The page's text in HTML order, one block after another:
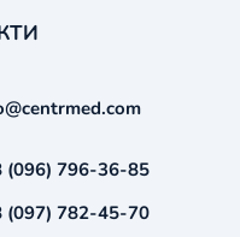
(096) 796-36-85
(097) 782-45-70